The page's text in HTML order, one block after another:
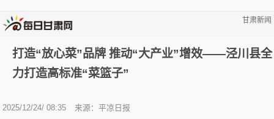
甘肃新闻
打造“放心菜”品牌 推动“大产业”增效——泾川县全
力打造高标准“菜篮子”
2025/12/24/ 08:35 来源：平凉日报